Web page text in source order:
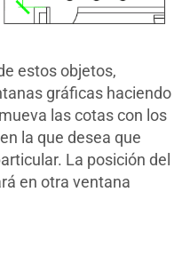
estos objetos,
gráficas haciendo
las cotas con los
la que desea que
La posición del
en otra ventana